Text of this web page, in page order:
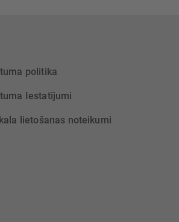
politika
Iestatījumi
lietošanas noteikumi